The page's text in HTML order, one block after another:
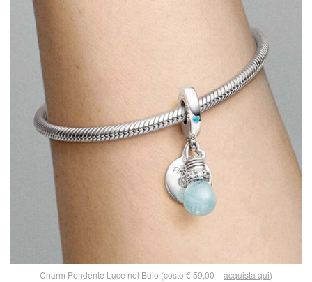
Charm Pendente Luce nel Buio (costo € 59,00 –acquista qui)